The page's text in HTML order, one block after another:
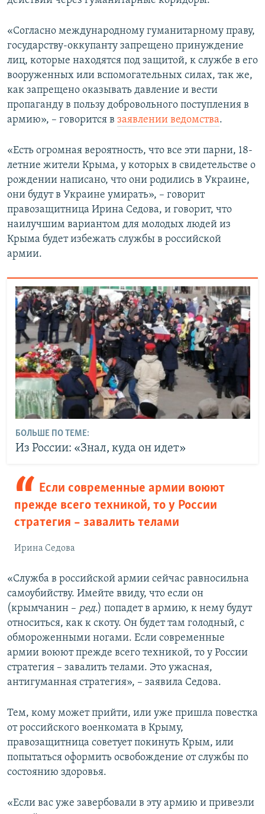
«Согласно международному гуманитарному праву,
государству-оккупанту запрещено принуждение
лиц, которые находятся под защитой, к службе в его
вооруженных или вспомогательных силах, так же,
как запрещено оказывать давление и вести
пропаганду в пользу добровольного поступления в
армию», – говорится в заявлении ведомства.
«Есть огромная вероятность, что все эти парни, 18-
летние жители Крыма, у которых в свидетельстве о
рождении написано, что они родились в Украине,
они будут в Украине умирать», – говорит
правозащитница Ирина Седова, и говорит, что
наилучшим вариантом для молодых людей из
Крыма будет избежать службы в российской
армии.
БОЛЬШЕ ПО ТЕМЕ:
Из России: «Знал, куда он идет»
Если современные армии воюют
прежде всего техникой, то у России
стратегия – завалить телами
Ирина Седова
«Служба в российской армии сейчас равносильна
самоубийству. Имейте ввиду, что если он
(крымчанин – ред.) попадет в армию, к нему будут
относиться, как к скоту. Он будет там голодный, с
обмороженными ногами. Если современные
армии воюют прежде всего техникой, то у России
стратегия – завалить телами. Это ужасная,
антигуманная стратегия», – заявила Седова.
Тем, кому может прийти, или уже пришла повестка
от российского военкомата в Крыму,
правозащитница советует покинуть Крым, или
попытаться оформить освобождение от службы по
состоянию здоровья.
«Если вас уже завербовали в эту армию и привезли